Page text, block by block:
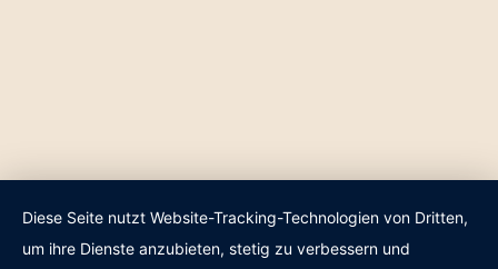
Diese Seite nutzt Website-Tracking-Technologien von Dritten,
um ihre Dienste anzubieten, stetig zu verbessern und